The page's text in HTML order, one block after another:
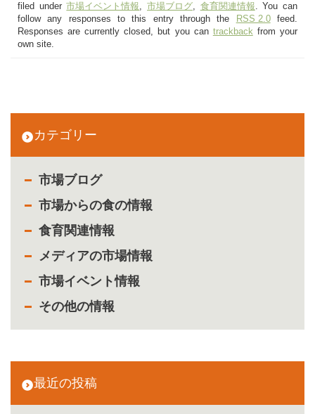
カテゴリー
市場ブログ
市場からの食の情報
食育関連情報
メディアの市場情報
市場イベント情報
その他の情報
最近の投稿
filed under市場イベント情報,市場ブログ, 食育関連情報. You can
follow any responses to this entry through the
RSS 2.0feed.
Responses are currently closed, but you can trackbackfrom your
own site.